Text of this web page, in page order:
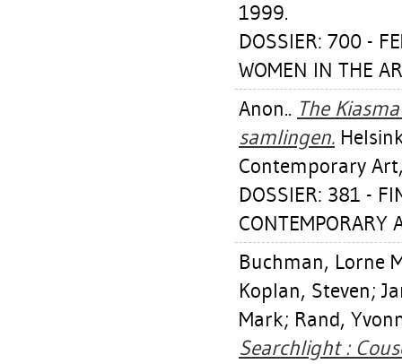
1999.
DOSSIER: 700 -
WOMEN IN THE
Anon.. The
samlingen.
Contemporary
DOSSIER: 381 -
CONTEMPORARY
Buchman, Lorne
Koplan, Steven;
Mark; Rand,
Searchlight :